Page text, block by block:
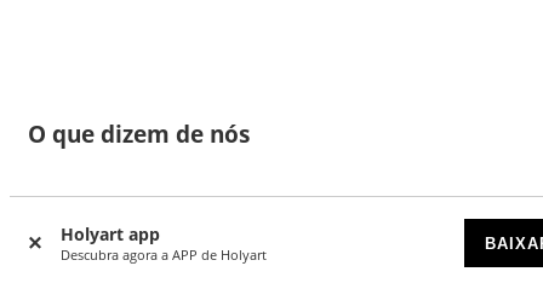
Holyart app
Descubra agora a APP de Holyart
O que dizem de nós
Atualmente não há comentários sobre este produto.